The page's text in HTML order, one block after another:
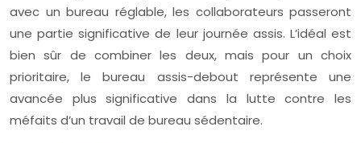
avec un bureau réglable, les collaborateurs passeront
une partie significative de leur journée assis. L’idéal est
bien sûr de combiner les deux, mais pour un choix
prioritaire, le bureau assis-debout représente une
avancée plus significative dans la lutte contre les
méfaits d’un travail de bureau sédentaire.